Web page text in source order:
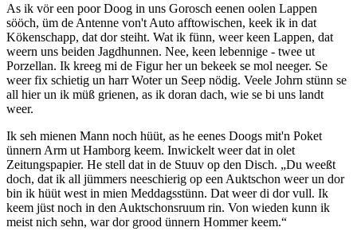
As ik vör een poor Doog in uns Gorosch eenen oolen Lappen
sööch, üm de Antenne von't Auto afftowischen, keek ik in dat
Kökenschapp, dat dor steiht. Wat ik fünn, weer keen Lappen, dat
weern uns beiden Jagdhunnen. Nee, keen lebennige - twee ut
Porzellan. Ik kreeg mi de Figur her un bekeek se mol neeger. Se
weer fix schietig un harr Woter un Seep nödig. Veele Johrn stünn se
all hier un ik müß grienen, as ik doran dach, wie se bi uns landt
weer.
Ik seh mienen Mann noch hüüt, as he eenes Doogs mit'n Poket
ünnern Arm ut Hamborg keem. Inwickelt weer dat in olet
Zeitungspapier. He stell dat in de Stuuv op den Disch.
Du weeßt
doch, dat ik all jümmers neeschierig op een Auktschon weer un dor
bin ik hüüt west in mien Meddagsstünn. Dat weer di dor vull. Ik
keem jüst noch in den Auktschonsruum rin. Von wieden kunn ik
meist nich sehn, war dor grood ünnern Hommer keem.